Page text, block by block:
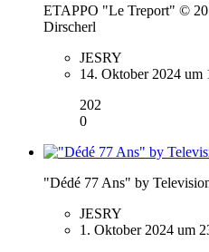
ETAPPO "Le Treport" ©
Dirscherl
JESRY
14. Oktober 2024 um
202
0
"Dédé 77 Ans" by
JESRY
1. Oktober 2024 um